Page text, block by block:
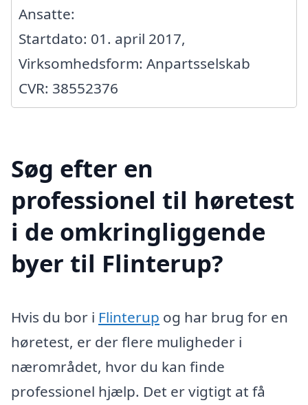
Ansatte:
Startdato: 01. april 2017,
Virksomhedsform: Anpartsselskab
CVR: 38552376
Søg efter en
professionel til høretest
i de omkringliggende
byer til Flinterup?
Hvis du bor i Flinterup og har brug for en
høretest, er der flere muligheder i
nærområdet, hvor du kan finde
professionel hjælp. Det er vigtigt at få